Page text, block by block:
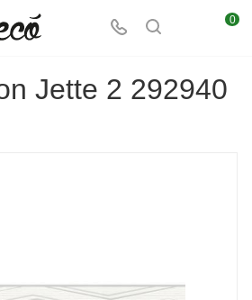
0
Jette 2 292940